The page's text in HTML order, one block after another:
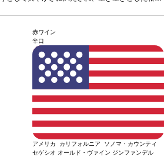
ラン 認証サステナブル：certified sustainable Aust
場合、在庫があり価格が同様の場合は自動的に次
ご了承ください。
赤ワイン
辛口
アメリカ カリフォルニア ソノマ・カウンティ
セゲシオ オールド・ヴァイン ジンファンデル